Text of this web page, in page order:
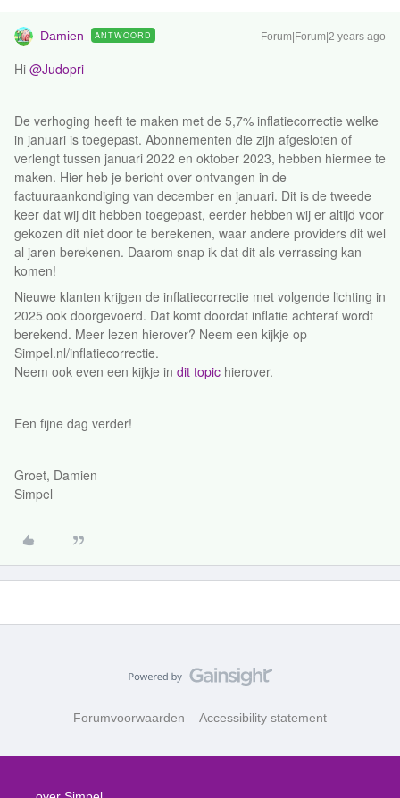
Damien ANTWOORD Forum|Forum|2 years ago
Hi @Judopri
De verhoging heeft te maken met de 5,7% inflatiecorrectie welke
in januari is toegepast. Abonnementen die zijn afgesloten of
verlengt tussen januari 2022 en oktober 2023, hebben hiermee te
maken. Hier heb je bericht over ontvangen in de
factuuraankondiging van december en januari. Dit is de tweede
keer dat wij dit hebben toegepast, eerder hebben wij er altijd voor
gekozen dit niet door te berekenen, waar andere providers dit wel
al jaren berekenen. Daarom snap ik dat dit als verrassing kan
komen!
Nieuwe klanten krijgen de inflatiecorrectie met volgende lichting in
2025 ook doorgevoerd. Dat komt doordat inflatie achteraf wordt
berekend. Meer lezen hierover? Neem een kijkje op
Simpel.nl/inflatiecorrectie.
Neem ook even een kijkje in dit topic hierover.
Een fijne dag verder!
Groet, Damien
Simpel
Forumvoorwaarden Accessibility statement